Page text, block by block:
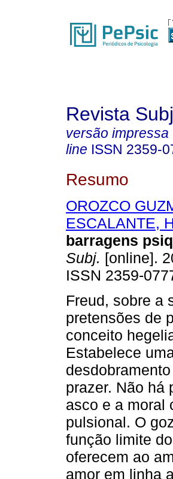
Revista
versão impressa
line ISSN 2359-
Resumo
OROZCO
ESCALANTE,
barragens
Subj. [online].
ISSN 2359-
Freud, sobre a
pretensões de
conceito
Estabelece
prazer. Não há
asco e a moral
pulsional. O
função limite
oferecem ao
amor em linha